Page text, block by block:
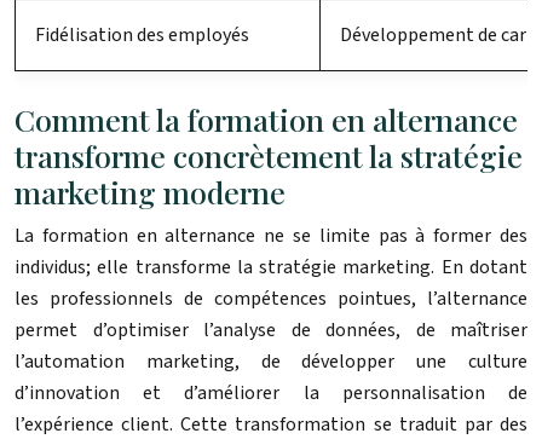
Fidélisation des employés Développement de
Comment la formation en alternance
transforme concrètement la stratégie
marketing moderne
La formation en alternance ne se limite pas à former des
individus; elle transforme la stratégie marketing. En dotant
les professionnels de compétences pointues, l’alternance
permet d’optimiser l’analyse de données, de maîtriser
l’automation marketing, de développer une culture
d’innovation et d’améliorer la personnalisation de
l’expérience client. Cette transformation se traduit par des